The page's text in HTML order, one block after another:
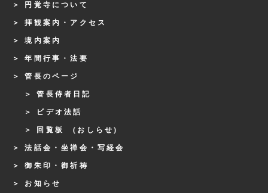
円覚寺について
拝観案内・アクセス
境内案内
年間行事・法要
管長のページ
管長侍者日記
ビデオ法話
回覧板 (おしらせ)
法話会・坐禅会・写経会
御朱印・御祈祷
お知らせ